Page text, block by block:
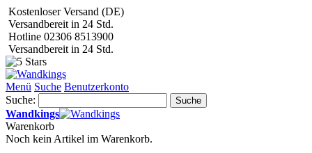
Kostenloser Versand (DE)
Versandbereit in 24 Std.
Hotline 02306 8513900
Versandbereit in 24 Std.
Menü Suche Benutzerkonto
Suche:
Suche
Wandkings
Warenkorb
Noch kein Artikel im Warenkorb.